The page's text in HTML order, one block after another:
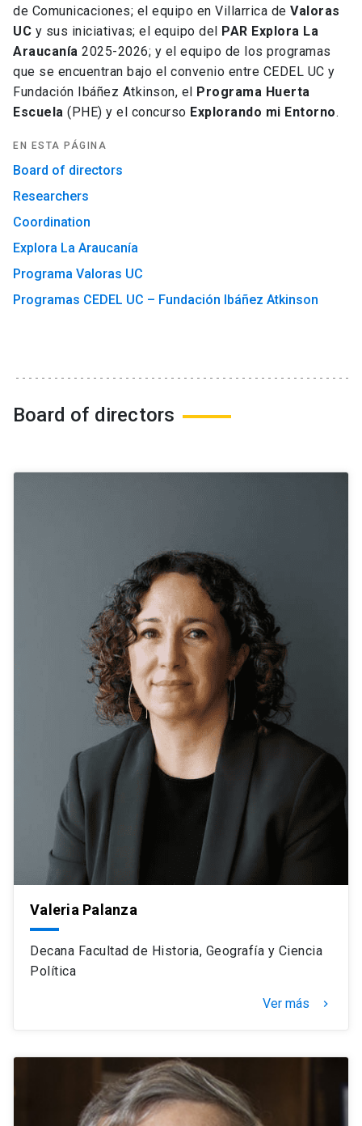
de Comunicaciones; el equipo en Villarrica de Valoras
UC y sus iniciativas; el equipo del
PAR Explora La
Araucanía 2025-2026; y el equipo de los programas
que se encuentran bajo el convenio entre CEDEL UC y
Fundación Ibáñez Atkinson, el
Programa Huerta
Escuela (PHE) y el concurso Explorando mi Entorno.
EN ESTA PÁGINA
Board of directors
Researchers
Coordination
Explora La Araucanía
Programa Valoras UC
Programas CEDEL UC – Fundación Ibáñez Atkinson
Board of directors
Valeria Palanza
Decana Facultad de Historia, Geografía y Ciencia
Política
Ver más navigate_next